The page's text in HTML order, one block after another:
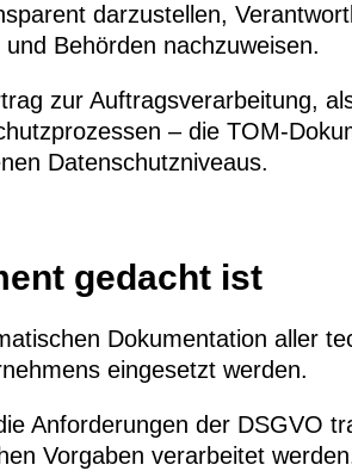
darzustellen,
Behörden nachzuweisen.
zur Auftragsverarbeitung,
– die TOM-
Datenschutzniveaus.
gedacht ist
Dokumentation aller
eingesetzt werden.
Anforderungen der DSGVO
Vorgaben verarbeitet